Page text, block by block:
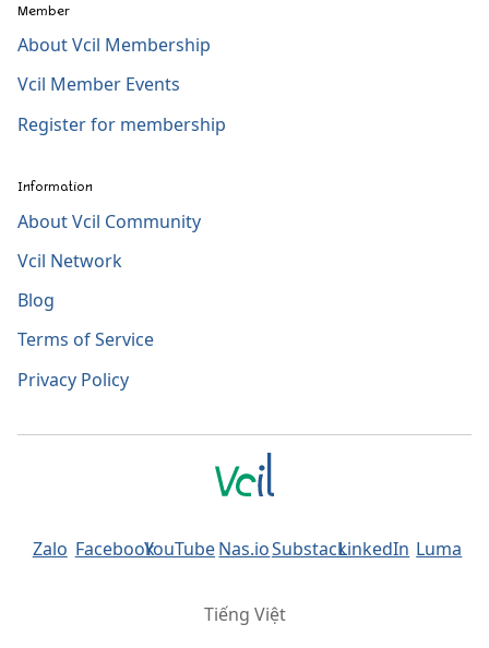
Member
About Vcil Membership
Vcil Member Events
Register for membership
Information
About Vcil Community
Vcil Network
Blog
Terms of Service
Privacy Policy
Zalo FacebookYouTubeNas.ioSubstackLinkedIn Luma
Tiếng Việt